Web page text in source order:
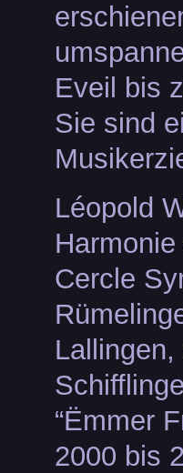
Eveil bis
Sie sind
Léopold
Cercle
“Ëmmer
2000 bis